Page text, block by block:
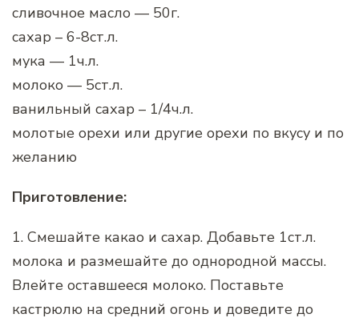
сливочное масло — 50г.
сахар – 6-8ст.л.
мука — 1ч.л.
молоко — 5ст.л.
ванильный сахар – 1/4ч.л.
молотые орехи или другие орехи по вкусу и по
желанию
Приготовление:
1. Смешайте какао и сахар. Добавьте 1ст.л.
молока и размешайте до однородной массы.
Влейте оставшееся молоко. Поставьте
кастрюлю на средний огонь и доведите до